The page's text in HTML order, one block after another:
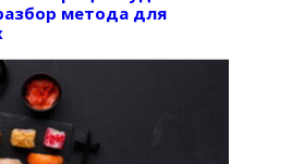
метода для